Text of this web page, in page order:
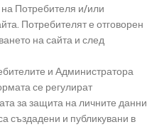
Потребителя и/или
Потребителят е отговорен
на сайта и след
и Администратора
се регулират
за защита на личните данни
създадени и публикувани в